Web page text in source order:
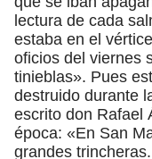
lectura de cada
estaba en el
oficios del viernes
tinieblas». Pues
destruido durante
escrito don Rafael
época: «En San
grandes